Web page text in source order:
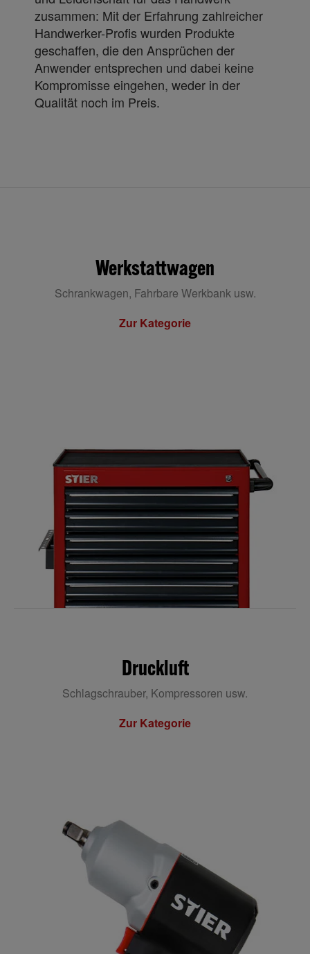
zusammen: Mit der Erfahrung zahlreicher
Handwerker-Profis wurden Produkte
geschaffen, die den Ansprüchen der
Anwender entsprechen und dabei keine
Kompromisse eingehen, weder in der
Qualität noch im Preis.
Werkstattwagen
Schrankwagen, Fahrbare Werkbank usw.
Zur Kategorie
Druckluft
Schlagschrauber, Kompressoren usw.
Zur Kategorie